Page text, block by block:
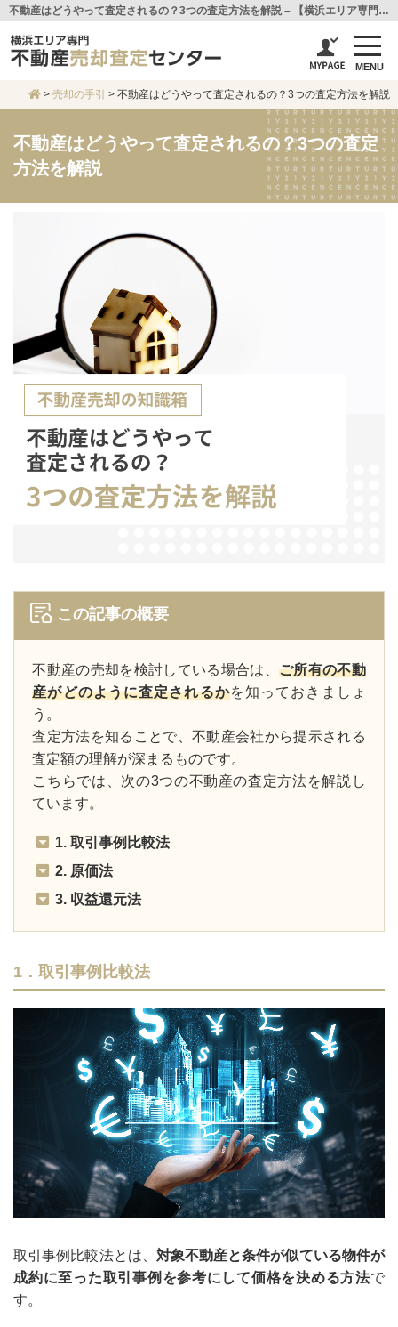
不動産はどうやって査定されるの？3つの査定方法を解説 – 【横浜エリア専門不動産売却査定センター】センチュリー21アイ建設
MENU
> 売却の手引 > 不動産はどうやって査定されるの？3つの査定方法を解説
不動産はどうやって査定されるの？3つの査定
方法を解説
この記事の概要
不動産の売却を検討している場合は、ご所有の不動
産がどのように査定されるかを知っておきましょ
う。
査定方法を知ることで、不動産会社から提示される
査定額の理解が深まるものです。
こちらでは、次の3つの不動産の査定方法を解説し
ています。
1. 取引事例比較法
2. 原価法
3. 収益還元法
1．取引事例比較法
取引事例比較法とは、 対象不動産と条件が似ている物件が
成約に至った取引事例を参考にして価格を決める方法で
す。